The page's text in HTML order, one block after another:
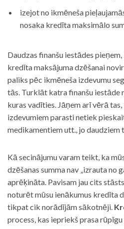
izejot no ikmēneša
nosaka kredīta maksimālo
Daudzas finanšu iestādes
kredīta maksājuma dzēšanai
paliks pēc ikmēneša izdevumu
tās. Turklāt katra finanšu iestāde
kuras vadīties. Jāņem arī vērā
izdevumiem parasti netiek
medikamentiem utt., jo daudziem
Kā secinājumu varam teikt, ka
dzēšanas summa nav „izrauta no
aprēķināta. Pavisam jau cits
noturēt mūsu ienākumus kredīta
tikpat cik norādījām sākotnēji.
process, kas iepriekš prasa